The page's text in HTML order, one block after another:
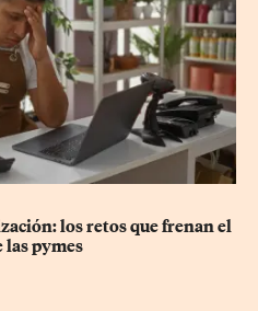
los retos que frenan el
las pymes